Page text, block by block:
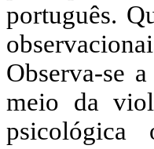
português.
Observa-se
meio da